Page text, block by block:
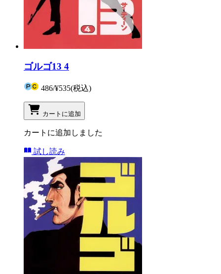
ゴルゴ13 4
486/¥535(税込)
カートに追加
カートに追加しました
試し読み